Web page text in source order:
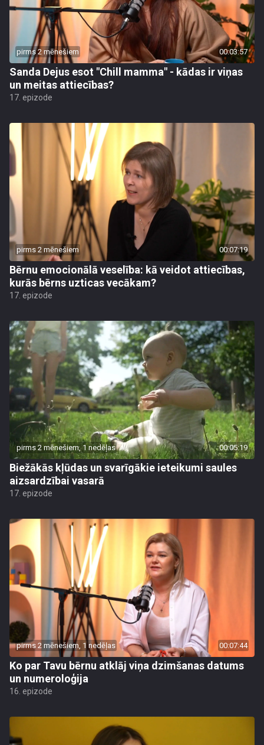
pirms 2 mēnešiem 00:03:57
Sanda Dejus esot "Chill mamma" - kādas ir viņas
un meitas attiecības?
17. epizode
pirms 2 mēnešiem 00:07:19
Bērnu emocionālā veselība: kā veidot attiecības,
kurās bērns uzticas vecākam?
17. epizode
pirms 2 mēnešiem, 1 nedēļas 00:05:19
Biežākās kļūdas un svarīgākie ieteikumi saules
aizsardzībai vasarā
17. epizode
pirms 2 mēnešiem, 1 nedēļas 00:07:44
Ko par Tavu bērnu atklāj viņa dzimšanas datums
un numeroloģija
16. epizode